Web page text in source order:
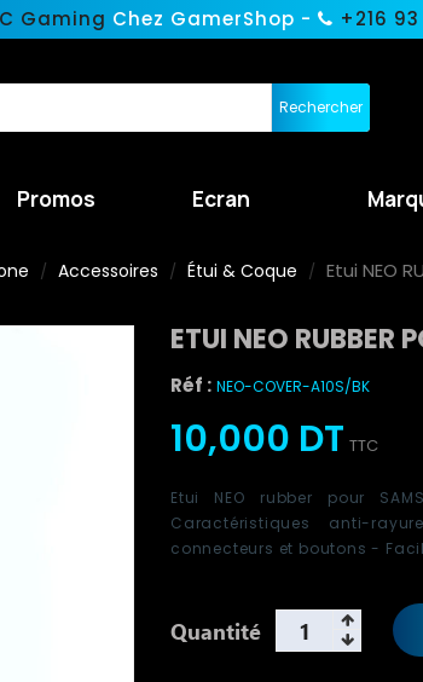
Gaming Chez GamerShop - +216
Rechercher
Promos Ecran
Accessoires Étui & Coque Etui NEO
ETUI NEO RUBBER
Réf : NEO-COVER-A10S/BK
10,000 DT TTC
Etui NEO rubber pour
Caractéristiques anti-
connecteurs et boutons -
Quantité